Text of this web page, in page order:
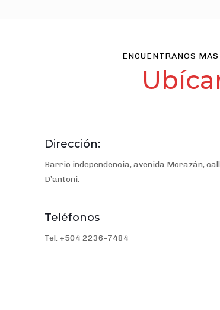
ENCUENTRANOS
Dirección:
Barrio independencia, avenida Morazán,
D’antoni.
Teléfonos
Tel: +504 2236-7484